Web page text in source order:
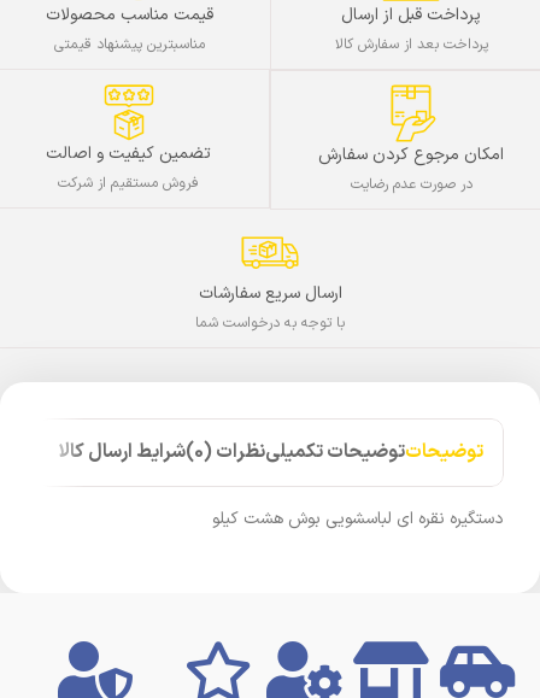
پرداخت قبل از ارسال
پرداخت بعد از سفارش کالا
قیمت مناسب محصولات
مناسبترین پیشنهاد قیمتی
امکان مرجوع کردن سفارش
در صورت عدم رضایت
تضمین کیفیت و اصالت
فروش مستقیم از شرکت
ارسال سریع سفارشات
با توجه به درخواست شما
توضیحاتتوضیحات تکمیلینظرات (0) شرایط ارسال کالا
دستگیره نقره ای لباسشویی بوش هشت کیلو